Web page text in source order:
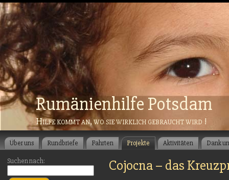
Rumänienhilfe Potsdam
Hilfe kommt an, wo sie wirklich gebraucht wird !
Über uns Rundbriefe Fahrten Projekte Aktivitäten Dank
Suchen nach: Cojocna – das